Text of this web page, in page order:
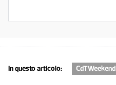
In questo articolo: CdTWeekend